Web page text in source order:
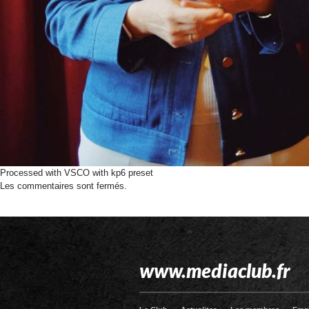
Processed with VSCO with kp6 preset
Les commentaires sont fermés.
www.mediaclub.fr